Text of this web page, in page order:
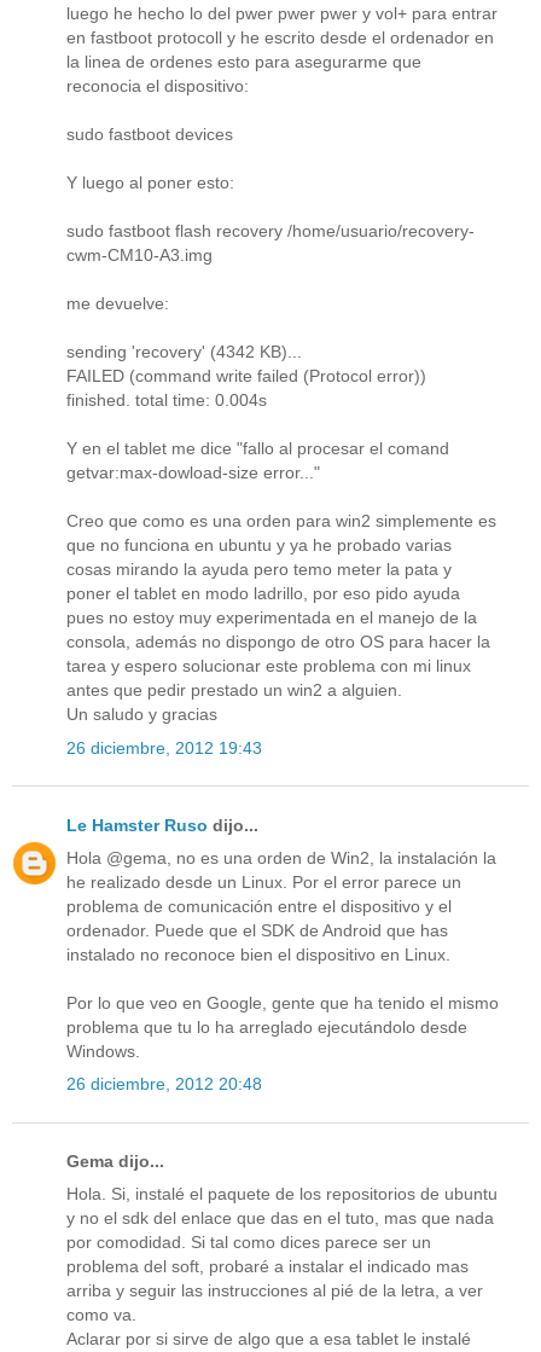
luego he hecho lo del pwer pwer pwer y vol+ para entrar
en fastboot protocoll y he escrito desde el ordenador en
la linea de ordenes esto para asegurarme que
reconocia el dispositivo:
sudo fastboot devices
Y luego al poner esto:
sudo fastboot flash recovery /home/usuario/recovery-
cwm-CM10-A3.img
me devuelve:
sending 'recovery' (4342 KB)...
FAILED (command write failed (Protocol error))
finished. total time: 0.004s
Y en el tablet me dice "fallo al procesar el comand
getvar:max-dowload-size error..."
Creo que como es una orden para win2 simplemente es
que no funciona en ubuntu y ya he probado varias
cosas mirando la ayuda pero temo meter la pata y
poner el tablet en modo ladrillo, por eso pido ayuda
pues no estoy muy experimentada en el manejo de la
consola, además no dispongo de otro OS para hacer la
tarea y espero solucionar este problema con mi linux
antes que pedir prestado un win2 a alguien.
Un saludo y gracias
26 diciembre, 2012 19:43
Le Hamster Ruso dijo...
Hola @gema, no es una orden de Win2, la instalación la
he realizado desde un Linux. Por el error parece un
problema de comunicación entre el dispositivo y el
ordenador. Puede que el SDK de Android que has
instalado no reconoce bien el dispositivo en Linux.
Por lo que veo en Google, gente que ha tenido el mismo
problema que tu lo ha arreglado ejecutándolo desde
Windows.
26 diciembre, 2012 20:48
Gema dijo...
Hola. Si, instalé el paquete de los repositorios de ubuntu
y no el sdk del enlace que das en el tuto, mas que nada
por comodidad. Si tal como dices parece ser un
problema del soft, probaré a instalar el indicado mas
arriba y seguir las instrucciones al pié de la letra, a ver
como va.
Aclarar por si sirve de algo que a esa tablet le instalé